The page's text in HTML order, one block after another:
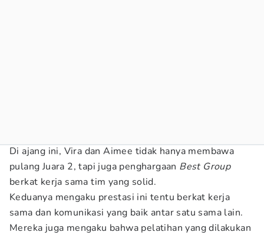
Di ajang ini, Vira dan Aimee tidak hanya membawa
pulang Juara 2, tapi juga penghargaan Best Group
berkat kerja sama tim yang solid.
Keduanya mengaku prestasi ini tentu berkat kerja
sama dan komunikasi yang baik antar satu sama lain.
Mereka juga mengaku bahwa pelatihan yang dilakukan